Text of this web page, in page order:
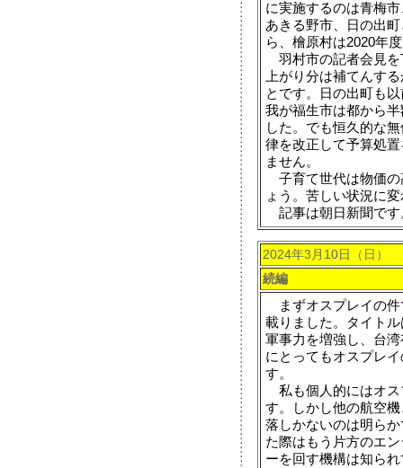
に実施するのは青梅
あきる野市、日の出
ら、檜原村は2020年
羽村市の記者会見を
上がり分は補てんす
とです。日の出町も
我が福生市は都から
した。でも恒久的な
律を改正して予算処
ません。
子育て世代は物価の
ょう。苦しい状況に
記事は朝日新聞です
2024年3月10日（日）
続編
まずオスプレイの件
載りました。タイト
軍事力を増強し、台
にとってもオスプレ
す。
私も個人的にはオス
す。しかし他の航空
落しかないのは明ら
た際はもう片方のエ
ーを回す機構は知ら